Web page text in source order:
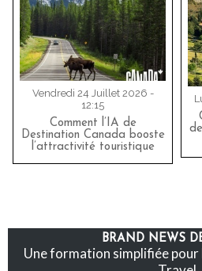
Vendredi 24 Juillet 2026 -
12:15
Comment l’IA de
Destination Canada booste
l’attractivité touristique
BRAND NEWS
Une formation simplifiée